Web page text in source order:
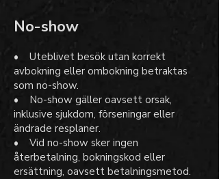
No-show
• Uteblivet besök utan korrekt
avbokning eller ombokning betraktas
som no-show.
• No-show gäller oavsett orsak,
inklusive sjukdom, förseningar eller
ändrade resplaner.
• Vid no-show sker ingen
återbetalning, bokningskod eller
ersättning, oavsett betalningsmetod.